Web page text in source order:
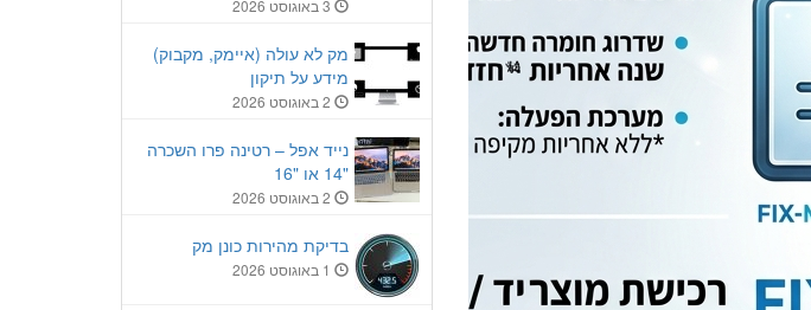
מק לא עולה (איימק, מקבוק)
מידע על תיקון
נייד אפל – רטינה פרו השכרה
"14 או "16
בדיקת מהירות כונן מק